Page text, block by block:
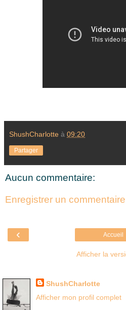
ShushCharlotte à 09:20
Partager
Aucun commentaire:
Enregistrer un commentaire
‹ Accueil
Afficher la
ShushCharlotte
Afficher mon profil complet